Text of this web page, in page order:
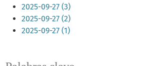
2025-09-27 (3)
2025-09-27 (2)
2025-09-27 (1)